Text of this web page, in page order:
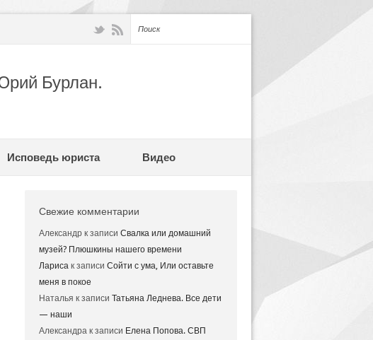
Бурлан.
Исповедь юриста Видео
Свежие комментарии
Александр к записи Свалка или домашний
музей? Плюшкины нашего времени
Лариса к записи Сойти с ума, Или оставьте
меня в покое
Наталья к записи Татьяна Леднева. Все дети
— наши
Александра к записи Елена Попова. СВП